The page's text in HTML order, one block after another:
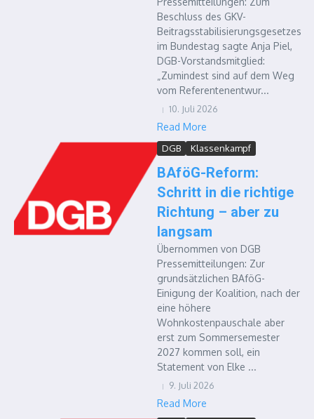
Beschluss des GKV-
Beitragsstabilisierungsgesetzes
im Bundestag sagte Anja Piel,
DGB-Vorstandsmitglied:
„Zumindest sind auf dem Weg
vom Referentenentwur...
10. Juli 2026
Read More
DGB Klassenkampf
BAföG-Reform:
Schritt in die richtige
Richtung – aber zu
langsam
Übernommen von DGB
Pressemitteilungen: Zur
grundsätzlichen BAföG-
Einigung der Koalition, nach der
eine höhere
Wohnkostenpauschale aber
erst zum Sommersemester
2027 kommen soll, ein
Statement von Elke ...
9. Juli 2026
Read More